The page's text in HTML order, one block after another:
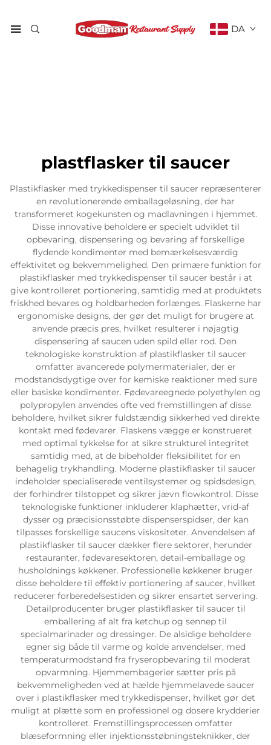
DA
plastflasker til saucer
Plastikflasker med trykkedispenser til saucer repræsenterer
en revolutionerende emballageløsning, der har
transformeret kogekunsten og madlavningen i hjemmet.
Disse innovative beholdere er specielt udviklet til
opbevaring, dispensering og bevaring af forskellige
flydende kondimenter med bemærkelsesværdig
effektivitet og bekvemmelighed. Den primære funktion for
plastikflasker med trykkedispenser til saucer består i at
give kontrolleret portionering, samtidig med at produktets
friskhed bevares og holdbarheden forlænges. Flaskerne har
ergonomiske designs, der gør det muligt for brugere at
anvende præcis pres, hvilket resulterer i nøjagtig
dispensering af saucen uden spild eller rod. Den
teknologiske konstruktion af plastikflasker til saucer
omfatter avancerede polymermaterialer, der er
modstandsdygtige over for kemiske reaktioner med sure
eller basiske kondimenter. Fødevareegnede polyethylen og
polypropylen anvendes ofte ved fremstillingen af disse
beholdere, hvilket sikrer fuldstændig sikkerhed ved direkte
kontakt med fødevarer. Flaskens vægge er konstrueret
med optimal tykkelse for at sikre strukturel integritet
samtidig med, at de bibeholder fleksibilitet for en
behagelig trykhandling. Moderne plastikflasker til saucer
indeholder specialiserede ventilsystemer og spidsdesign,
der forhindrer tilstoppet og sikrer jævn flowkontrol. Disse
teknologiske funktioner inkluderer klaphætter, vrid-af
dysser og præcisionsstøbte dispenserspidser, der kan
tilpasses forskellige saucens viskositeter. Anvendelsen af
plastikflasker til saucer dækker flere sektorer, herunder
restauranter, fødevaresektoren, detail-emballage og
husholdnings køkkener. Professionelle køkkener bruger
disse beholdere til effektiv portionering af saucer, hvilket
reducerer forberedelsestiden og sikrer ensartet servering.
Detailproducenter bruger plastikflasker til saucer til
emballering af alt fra ketchup og sennep til
specialmarinader og dressinger. De alsidige beholdere
egner sig både til varme og kolde anvendelser, med
temperaturmodstand fra fryseropbevaring til moderat
opvarmning. Hjemmembagerier sætter pris på
bekvemmeligheden ved at hælde hjemmelavede saucer
over i plastikflasker med trykkedispenser, hvilket gør det
muligt at plætte som en professionel og dosere krydderier
kontrolleret. Fremstillingsprocessen omfatter
blæseformning eller injektionsstøbningsteknikker, der